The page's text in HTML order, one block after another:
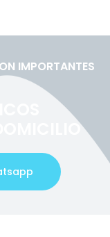
IMPORTANTES